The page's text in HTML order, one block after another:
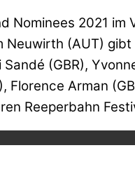
Nominees 2021
(AUT)
(GBR),
Arman
Reeperbahn
Mit dem Laden des